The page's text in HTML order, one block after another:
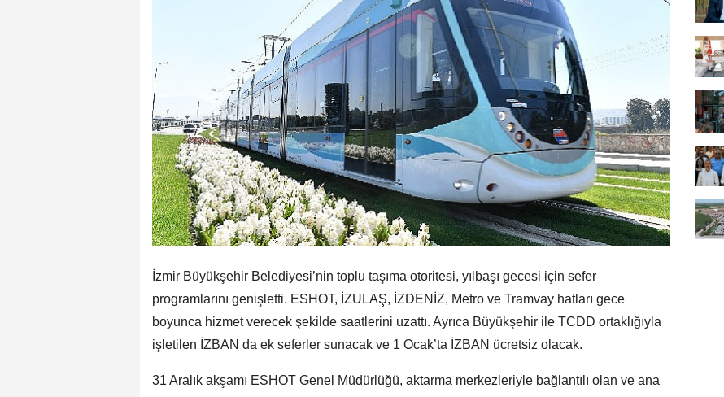
İzmir Büyükşehir Belediyesi’nin toplu taşıma otoritesi, yılbaşı gecesi için sefer
programlarını genişletti. ESHOT, İZULAŞ, İZDENİZ, Metro ve Tramvay hatları gece
boyunca hizmet verecek şekilde saatlerini uzattı. Ayrıca Büyükşehir ile TCDD ortaklığıyla
işletilen İZBAN da ek seferler sunacak ve 1 Ocak’ta İZBAN ücretsiz olacak.
31 Aralık akşamı ESHOT Genel Müdürlüğü, aktarma merkezleriyle bağlantılı olan ve ana